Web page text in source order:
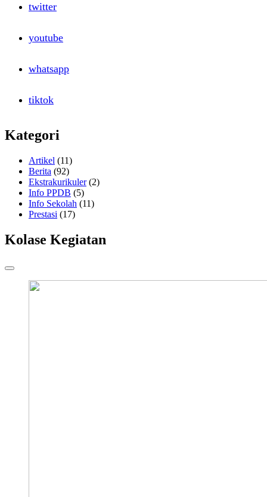
twitter
youtube
whatsapp
tiktok
Kategori
Artikel (11)
Berita (92)
Ekstrakurikuler(2)
Info PPDB (5)
Info Sekolah (11)
Prestasi (17)
Kolase Kegiatan